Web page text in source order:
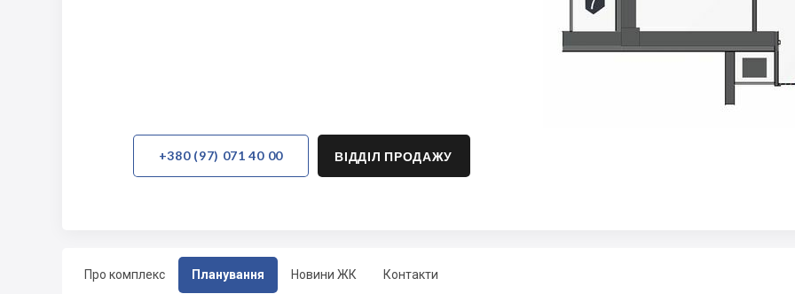
Про комплекс Планування Новини ЖК Контакти
+380 (97) 071 40 00 ВІДДІЛ ПРОДАЖУ